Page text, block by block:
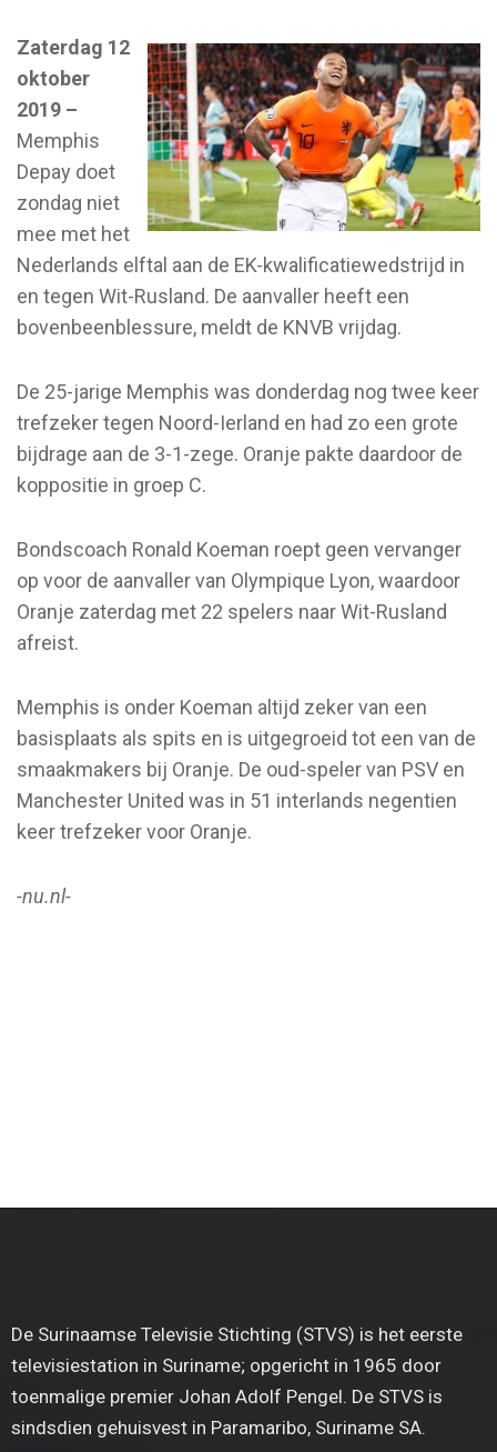
Zaterdag 12
oktober
2019 –
Memphis
Depay doet
zondag niet
mee met het
Nederlands elftal aan de EK-kwalificatiewedstrijd in
en tegen Wit-Rusland. De aanvaller heeft een
bovenbeenblessure, meldt de KNVB vrijdag.
De 25-jarige Memphis was donderdag nog twee keer
trefzeker tegen Noord-Ierland en had zo een grote
bijdrage aan de 3-1-zege. Oranje pakte daardoor de
koppositie in groep C.
Bondscoach Ronald Koeman roept geen vervanger
op voor de aanvaller van Olympique Lyon, waardoor
Oranje zaterdag met 22 spelers naar Wit-Rusland
afreist.
Memphis is onder Koeman altijd zeker van een
basisplaats als spits en is uitgegroeid tot een van de
smaakmakers bij Oranje. De oud-speler van PSV en
Manchester United was in 51 interlands negentien
keer trefzeker voor Oranje.
-nu.nl-
De Surinaamse Televisie Stichting (STVS) is het eerste
televisiestation in Suriname; opgericht in 1965 door
toenmalige premier Johan Adolf Pengel. De STVS is
sindsdien gehuisvest in Paramaribo, Suriname SA.